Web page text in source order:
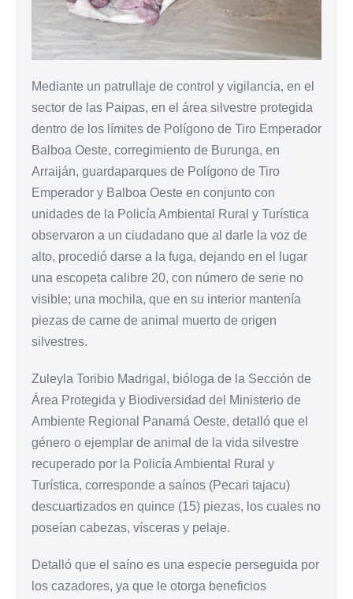
Mediante un patrullaje de control y vigilancia, en el
sector de las Paipas, en el área silvestre protegida
dentro de los límites de Polígono de Tiro Emperador
Balboa Oeste, corregimiento de Burunga, en
Arraiján, guardaparques de Polígono de Tiro
Emperador y Balboa Oeste en conjunto con
unidades de la Policía Ambiental Rural y Turística
observaron a un ciudadano que al darle la voz de
alto, procedió darse a la fuga, dejando en el lugar
una escopeta calibre 20, con número de serie no
visible; una mochila, que en su interior mantenía
piezas de carne de animal muerto de origen
silvestres.
Zuleyla Toribio Madrigal, bióloga de la Sección de
Área Protegida y Biodiversidad del Ministerio de
Ambiente Regional Panamá Oeste, detalló que el
género o ejemplar de animal de la vida silvestre
recuperado por la Policía Ambiental Rural y
Turística, corresponde a saínos (Pecari tajacu)
descuartizados en quince (15) piezas, los cuales no
poseían cabezas, vísceras y pelaje.
Detalló que el saíno es una especie perseguida por
los cazadores, ya que le otorga beneficios